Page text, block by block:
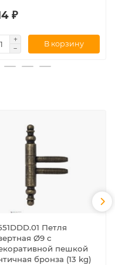
₽
В корзину
Петля
Ø9 с
пешкой
бронза (13 kg)